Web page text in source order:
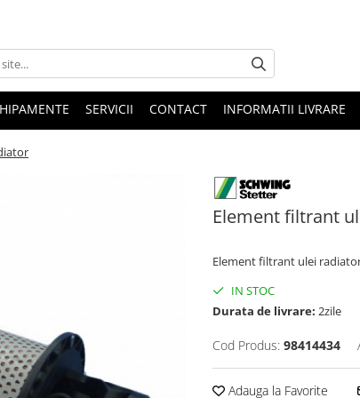
SERVICII CONTACT INFORMATII LIVRARE
Element filtrant
Element filtrant ulei
IN STOC
Durata de livrare: 2zile
Cod Produs: 98414434
Adauga la Favorite